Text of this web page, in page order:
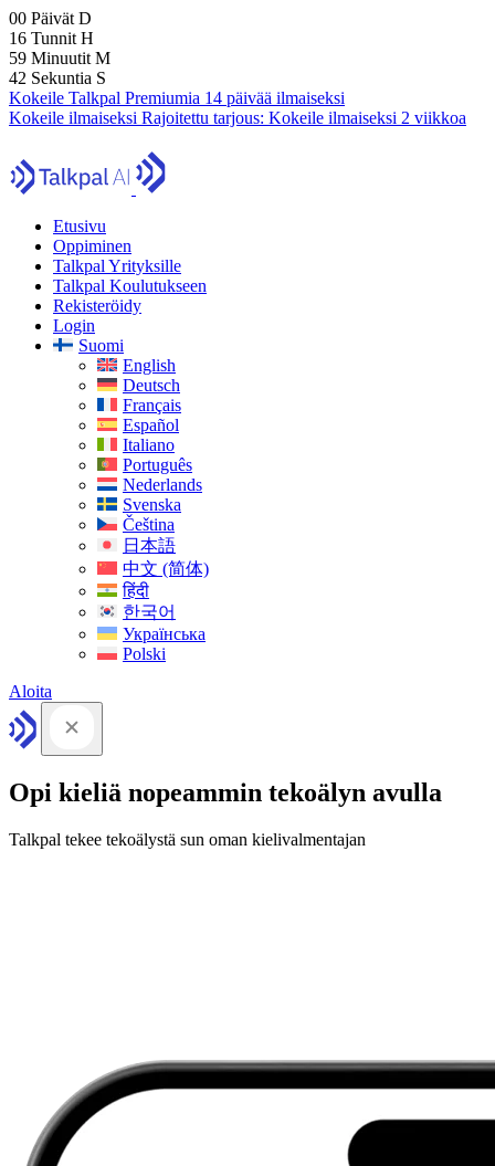
00 Päivät D
16 Tunnit H
59 Minuutit M
41 Sekuntia S
Kokeile Talkpal Premiumia 14 päivää ilmaiseksi
Kokeile ilmaiseksi Rajoitettu tarjous: Kokeile ilmaiseksi 2 viikkoa
Etusivu
Oppiminen
Talkpal Yrityksille
Talkpal Koulutukseen
Rekisteröidy
Login
Suomi
English
Deutsch
Français
Español
Italiano
Português
Nederlands
Svenska
Čeština
日本語
中文 (简体)
हिंदी
한국어
Українська
Polski
Aloita
Opi kieliä nopeammin tekoälyn avulla
Talkpal tekee tekoälystä sun oman kielivalmentajan